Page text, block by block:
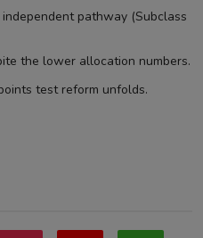
pathway (Subclass
the lower allocation numbers.
test reform unfolds.